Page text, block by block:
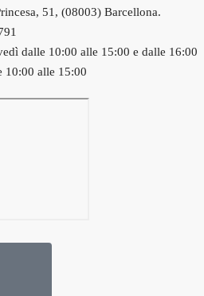
51, (08003) Barcellona.
dalle 10:00 alle 15:00 e dalle 16:00
10:00 alle 15:00